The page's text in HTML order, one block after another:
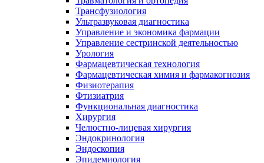
Трансфузиология
Ультразвуковая диагностика
Управление и экономика фармации
Управление сестринской деятельностью
Урология
Фармацевтическая технология
Фармацевтическая химия и фармакогнозия
Физиотерапия
Фтизиатрия
Функциональная диагностика
Хирургия
Челюстно-лицевая хирургия
Эндокринология
Эндоскопия
Эпидемиология